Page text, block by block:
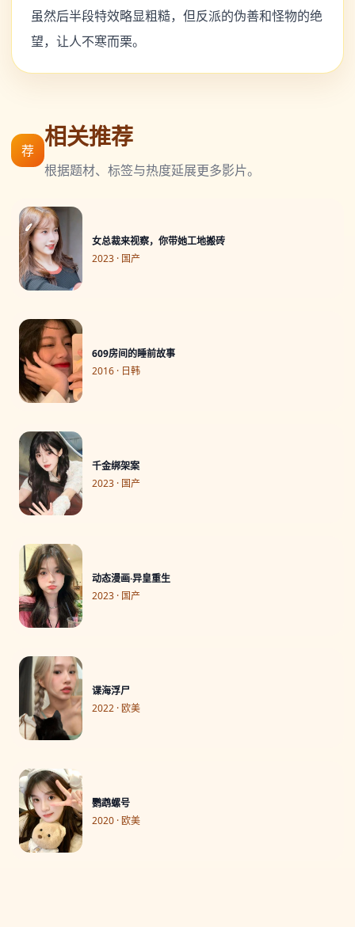
虽然后半段特效略显粗糙，但反派的伪善和怪物的绝
望，让人不寒而栗。
荐 相关推荐
根据题材、标签与热度延展更多影片。
女总裁来视察，你带她工地搬砖
2023 · 国产
609房间的睡前故事
2016 · 日韩
千金绑架案
2023 · 国产
动态漫画·异皇重生
2023 · 国产
谍海浮尸
2022 · 欧美
鹦鹉螺号
2020 · 欧美